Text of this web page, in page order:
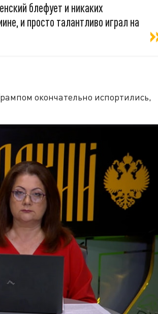
блефует и никаких
и просто талантливо играл на
окончательно испортились,